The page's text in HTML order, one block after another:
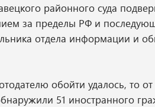
районного суда
за пределы РФ и
отдела информации и
обойти удалось, то
51 иностранного